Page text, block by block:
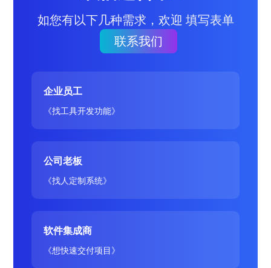
如您有以下几种需求，欢迎 填写表单
联系我们
企业员工
《找工具开发功能》
公司老板
《找人定制系统》
软件集成商
《想快速交付项目》